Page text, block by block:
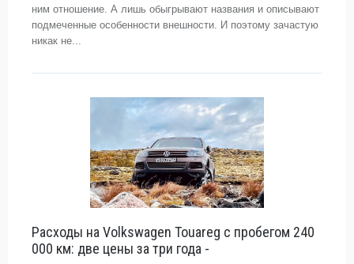
ним отношение. А лишь обыгрывают названия и описывают
подмеченные особенности внешности. И поэтому зачастую
никак не...
Расходы на Volkswagen Touareg с пробегом 240
000 км: две цены за три года -